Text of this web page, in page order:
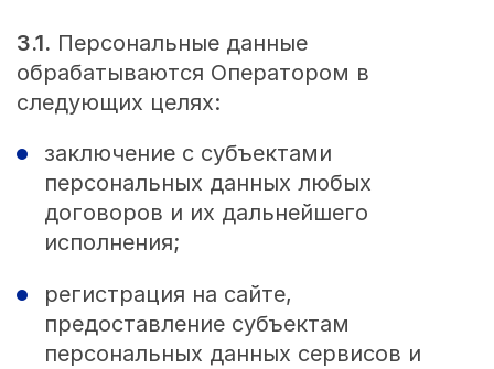
3.1. Персональные данные
обрабатываются Оператором в
следующих целях:
заключение с субъектами
персональных данных любых
договоров и их дальнейшего
исполнения;
регистрация на сайте,
предоставление субъектам
персональных данных сервисов и